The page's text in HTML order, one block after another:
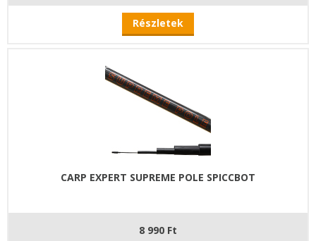
Részletek
CARP EXPERT SUPREME POLE SPICCBOT
8 990 Ft